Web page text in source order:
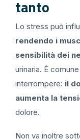
tanto
Lo stress può
rendendo i
sensibilità dei
urinaria. È
interrompere: il
aumenta la
dolore.
Non va inoltre